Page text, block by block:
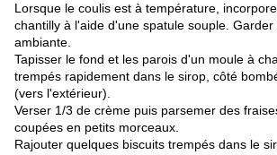
Lorsque le coulis est à température,
chantilly à l'aide d'une spatule souple.
ambiante.
Tapisser le fond et les parois d'un moule à
trempés rapidement dans le sirop, côté
(vers l'extérieur).
Verser 1/3 de crème puis parsemer des
coupées en petits morceaux.
Rajouter quelques biscuits trempés dans le